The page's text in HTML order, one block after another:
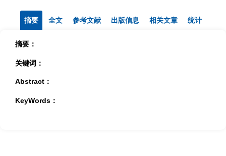
摘要 全文 参考文献 出版信息 相关文章 统计
摘要：
关键词：
Abstract：
KeyWords：